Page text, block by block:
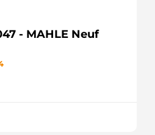
- MAHLE Neuf